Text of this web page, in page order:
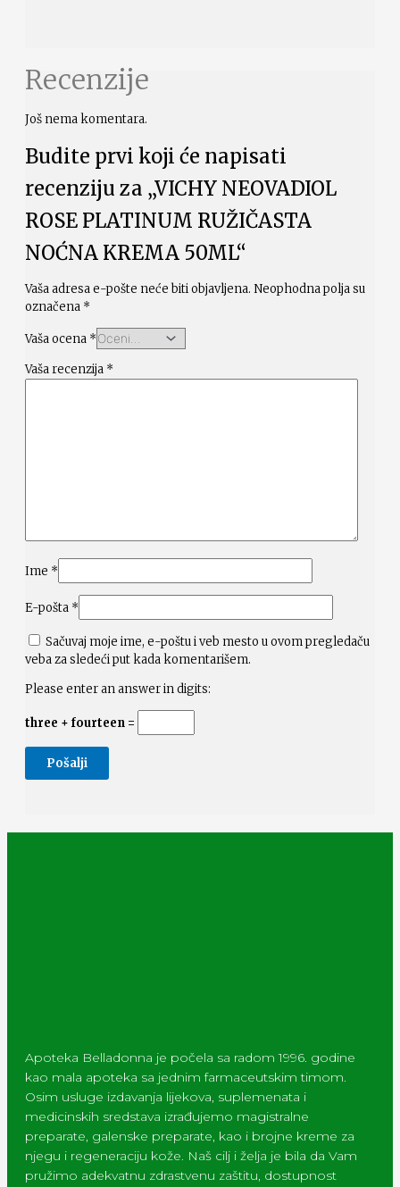
Recenzije
Još nema komentara.
Budite prvi koji će napisati
recenziju za „VICHY NEOVADIOL
ROSE PLATINUM RUŽIČASTA
NOĆNA KREMA 50ML“
Vaša adresa e-pošte neće biti objavljena. Neophodna polja su
označena *
Vaša ocena *
Vaša recenzija *
Ime *
E-pošta *
Sačuvaj moje ime, e-poštu i veb mesto u ovom pregledaču
veba za sledeći put kada komentarišem.
Please enter an answer in digits:
three + fourteen =
Apoteka Belladonna je počela sa radom 1996. godine
kao mala apoteka sa jednim farmaceutskim timom.
Osim usluge izdavanja lijekova, suplemenata i
medicinskih sredstava izrađujemo magistralne
preparate, galenske preparate, kao i brojne kreme za
njegu i regeneraciju kože. Naš cilj i želja je bila da Vam
pružimo adekvatnu zdrastvenu zaštitu, dostupnost